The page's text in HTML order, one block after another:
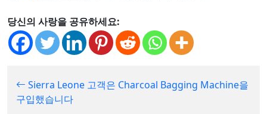
당신의 사랑을 공유하세요:
Sierra Leone 고객은 Charcoal Bagging Machine을
구입했습니다